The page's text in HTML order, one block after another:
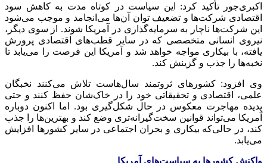
اکبری‌جور تأکید کرد: این سیاست در کوتاه مدت به کاهش سود
اقتصادی شرکت‌ها و تضعیف توان آن‌ها می‌انجامد و موجب می‌شود
این شرکت‌ها ناچار به سرمایه‌گذاری در آمریکا شوند. از سوی دیگر،
نیروی انسانی متخصصی که در سایر قطب‌های اقتصادی پرورش
یافته، با بیکاری مواجه خواهد شد و آمریکا این فرصت را می‌یابد تا
نخبه‌ها را جذب و گزینش کند.
وی افزود: کشورهای ثروتمند سال‌هاست تلاش می‌کنند نخبگان
علمی، اقتصادی و تحقیقاتی خود را در خاک‌شان حفظ کنند و حتی
پدیده مهاجرت معکوس در حال شکل‌گیری بود. اما اکنون دوباره
آمریکا می‌تواند قوانین سخت‌گیرانه‌تری وضع کند و بهترین‌ها را جذب
کند، در حالی‌که بیکاری و بحران اجتماعی در سایر کشورها افزایش
می‌یابد.
واکنش کشورها به سیاست‌های آمریکا